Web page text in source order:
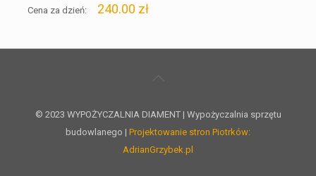
Cena za dzień: 240.00 zł
© 2023 WYPOŻYCZALNIA DIAMENT | Wypożyczalnia sprzętu
budowlanego | Projektowanie stron Piotrków:
AdrianGrzybek.pl